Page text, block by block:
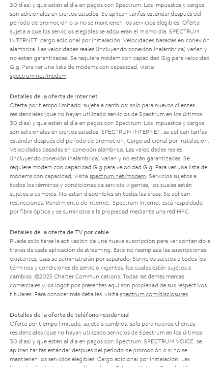
30 días) y que estén al día en pagos con Spectrum. Los impuestos y cargos
son adicionales en ciertos estados. Se aplican tarifas estándar después del
período de promoción o si no se mantienen los servicios elegibles. Oferta
sujeta a que los servicios elegibles se adquieran el mismo día. SPECTRUM
INTERNET: cargo adicional por instalación. Velocidades basadas en conexión
alámbrica. Las velocidades reales (incluyendo conexión inalámbrica) varían y
no están garantizadas. Se requiere módem con capacidad Gig para velocidad
Gig. Para ver una lista de módems con capacidad, visita
spectrum.net/modem
Detalles de la oferta de Internet
Oferta por tiempo limitado; sujeta a cambios; solo para nuevos clientes
residenciales (que no hayan utilizado servicios de Spectrum en los últimos
30 días) y que estén al día en pagos con Spectrum. Los impuestos y cargos
son adicionales en ciertos estados. SPECTRUM INTERNET: se aplican tarifas
estándar después del período de promoción. Cargo adicional por instalación.
Velocidades basadas en conexión alámbrica. Las velocidades reales
(incluyendo conexión inalámbrica) varían y no están garantizadas. Se
requiere módem con capacidad Gig para velocidad Gig. Para ver una lista de
módems con capacidad, visita spectrum.net/modem . Servicios sujetos a
todos los términos y condiciones de servicio vigentes, los cuales están
sujetos a cambios. No están disponibles en todas las áreas. Se aplican
restricciones. Rendimiento de Internet: Spectrum Internet está respaldado
por fibra óptica y se suministra a la propiedad mediante una red HFC.
Detalles de la oferta de TV por cable
Puede solicitarse la activación de una nueva suscripción para ver contenido a
través de cada aplicación de streaming. Esto no reemplaza las suscripciones
existentes; esas se administrarán por separado. Servicios sujetos a todos los
términos y condiciones de servicio vigentes, los cuales están sujetos a
cambios. ©2025 Charter Communications. Todas las demás marcas
comerciales y los logotipos presentes aquí son propiedad de sus respectivos
titulares. Para conocer más detalles, visita spectrum.com/disclosures
Detalles de la oferta de teléfono residencial
Oferta por tiempo limitado; sujeta a cambios; solo para nuevos clientes
residenciales (que no hayan utilizado servicios de Spectrum en los últimos
30 días) y que estén al día en pagos con Spectrum. SPECTRUM VOICE: se
aplican tarifas estándar después del período de promoción o si no se
mantienen los servicios elegibles. Cargo adicional por instalación. Las